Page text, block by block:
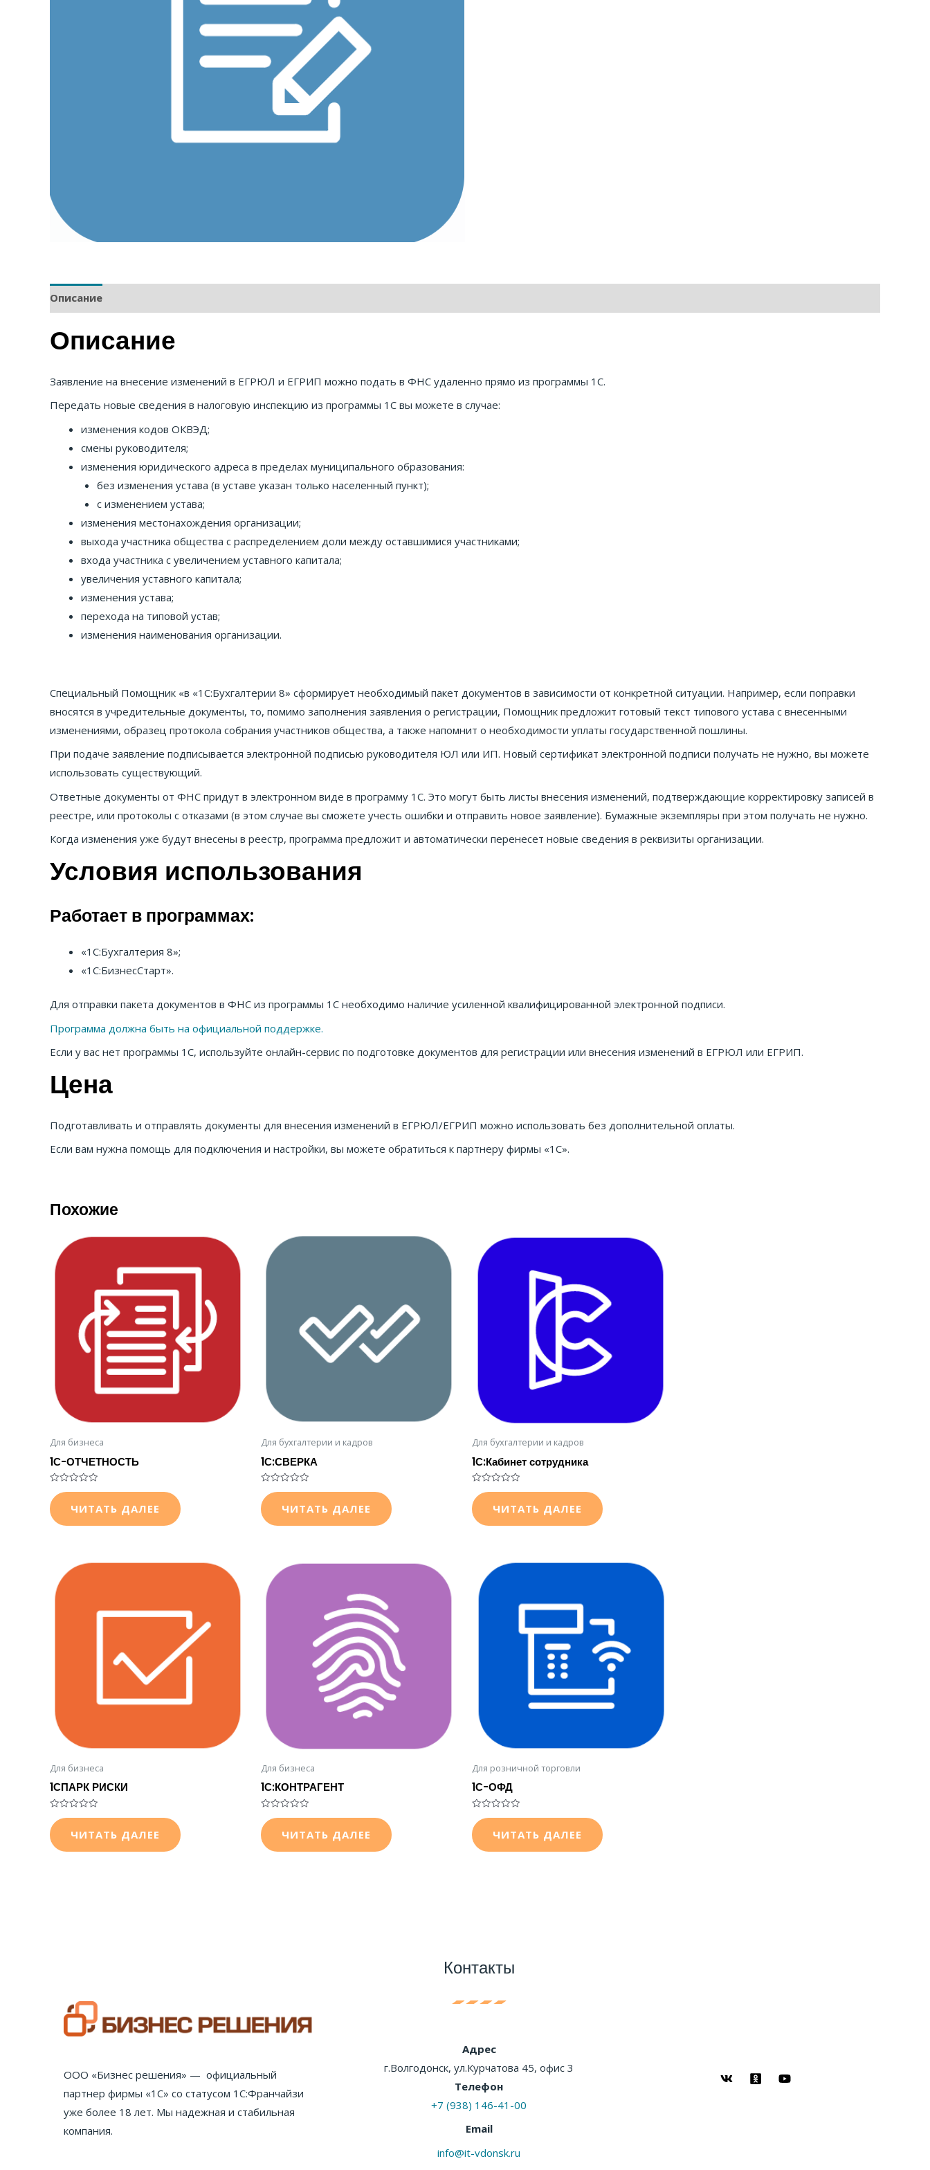
Описание
Описание
Заявление на внесение изменений в ЕГРЮЛ и ЕГРИП можно подать в ФНС удаленно прямо из программы 1С.
Передать новые сведения в налоговую инспекцию из программы 1С вы можете в случае:
изменения кодов ОКВЭД;
смены руководителя;
изменения юридического адреса в пределах муниципального образования:
без изменения устава (в уставе указан только населенный пункт);
с изменением устава;
изменения местонахождения организации;
выхода участника общества с распределением доли между оставшимися участниками;
входа участника с увеличением уставного капитала;
увеличения уставного капитала;
изменения устава;
перехода на типовой устав;
изменения наименования организации.
Специальный Помощник «в «1С:Бухгалтерии 8» сформирует необходимый пакет документов в зависимости от конкретной ситуации. Например, если поправки
вносятся в учредительные документы, то, помимо заполнения заявления о регистрации, Помощник предложит готовый текст типового устава с внесенными
изменениями, образец протокола собрания участников общества, а также напомнит о необходимости уплаты государственной пошлины.
При подаче заявление подписывается электронной подписью руководителя ЮЛ или ИП. Новый сертификат электронной подписи получать не нужно, вы можете
использовать существующий.
Ответные документы от ФНС придут в электронном виде в программу 1С. Это могут быть листы внесения изменений, подтверждающие корректировку записей в
реестре, или протоколы с отказами (в этом случае вы сможете учесть ошибки и отправить новое заявление). Бумажные экземпляры при этом получать не нужно.
Когда изменения уже будут внесены в реестр, программа предложит и автоматически перенесет новые сведения в реквизиты организации.
Условия использования
Работает в программах:
«1С:Бухгалтерия 8»;
«1С:БизнесСтарт».
Для отправки пакета документов в ФНС из программы 1С необходимо наличие усиленной квалифицированной электронной подписи.
Программа должна быть на официальной поддержке.
Если у вас нет программы 1С, используйте онлайн-сервис по подготовке документов для регистрации или внесения изменений в ЕГРЮЛ или ЕГРИП.
Цена
Подготавливать и отправлять документы для внесения изменений в ЕГРЮЛ/ЕГРИП можно использовать без дополнительной оплаты.
Если вам нужна помощь для подключения и настройки, вы можете обратиться к партнеру фирмы «1С».
Похожие
Для бизнеса
1С-ОТЧЕТНОСТЬ
Оценка
0
из
5
ЧИТАТЬ ДАЛЕЕ
Для бухгалтерии и кадров
1С:СВЕРКА
Оценка
0
из
5
ЧИТАТЬ ДАЛЕЕ
Для бухгалтерии и кадров
1С:Кабинет сотрудника
Оценка
0
из
5
ЧИТАТЬ ДАЛЕЕ
Для бизнеса
1СПАРК РИСКИ
Оценка
0
из
5
ЧИТАТЬ ДАЛЕЕ
Для бизнеса
1С:КОНТРАГЕНТ
Оценка
0
из
5
ЧИТАТЬ ДАЛЕЕ
Для розничной торговли
1С-ОФД
Оценка
0
из
5
ЧИТАТЬ ДАЛЕЕ
ООО «Бизнес решения» — официальный
партнер фирмы «1С» со статусом 1С:Франчайзи
уже более 18 лет. Мы надежная и стабильная
компания.
Контакты
Адрес
г.Волгодонск, ул.Курчатова 45, офис 3
Телефон
+7 (938) 146-41-00
Email
info@it-vdonsk.ru